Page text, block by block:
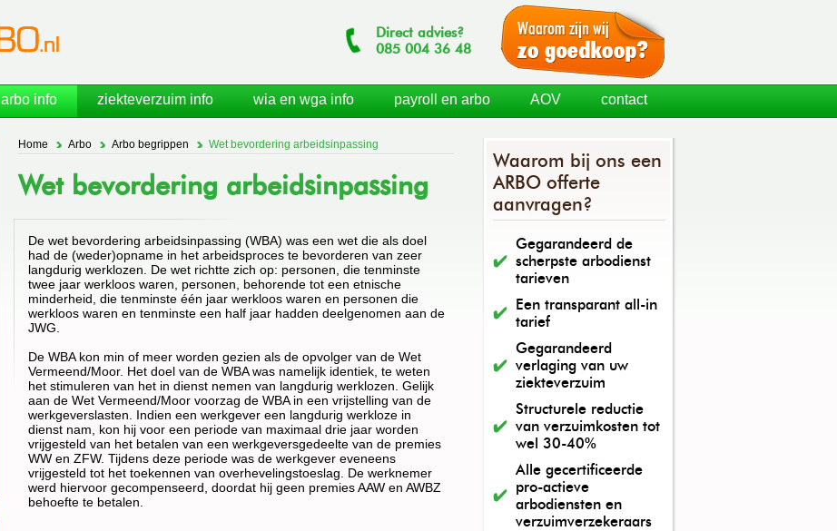
Direct advies?
085 004 36 48
Home Arbo Arbo begrippen Wet bevordering arbeidsinpassing
Wet bevordering arbeidsinpassing
De wet bevordering arbeidsinpassing (WBA) was een wet die als doel
had de (weder)opname in het arbeidsproces te bevorderen van zeer
langdurig werklozen. De wet richtte zich op: personen, die tenminste
twee jaar werkloos waren, personen, behorende tot een etnische
minderheid, die tenminste één jaar werkloos waren en personen die
werkloos waren en tenminste een half jaar hadden deelgenomen aan de
JWG.
De WBA kon min of meer worden gezien als de opvolger van de Wet
Vermeend/Moor. Het doel van de WBA was namelijk identiek, te weten
het stimuleren van het in dienst nemen van langdurig werklozen. Gelijk
aan de Wet Vermeend/Moor voorzag de WBA in een vrijstelling van de
werkgeverslasten. Indien een werkgever een langdurig werkloze in
dienst nam, kon hij voor een periode van maximaal drie jaar worden
vrijgesteld van het betalen van een werkgeversgedeelte van de premies
WW en ZFW. Tijdens deze periode was de werkgever eveneens
vrijgesteld tot het toekennen van overhevelingstoeslag. De werknemer
werd hiervoor gecompenseerd, doordat hij geen premies AAW en AWBZ
behoefte te betalen.
Waarom bij ons een
ARBO offerte
aanvragen?
Gegarandeerd de
scherpste arbodienst
tarieven
Een transparant all-in
tarief
Gegarandeerd
verlaging van uw
ziekteverzuim
Structurele reductie
van verzuimkosten tot
wel 30-40%
Alle gecertificeerde
pro-actieve
arbodiensten en
verzuimverzekeraars
arbo info ziekteverzuim info wia en wga info payroll en arbo AOV contact